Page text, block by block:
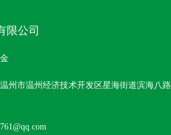
限公司
州市温州经济技术开发区星海街道滨海八路